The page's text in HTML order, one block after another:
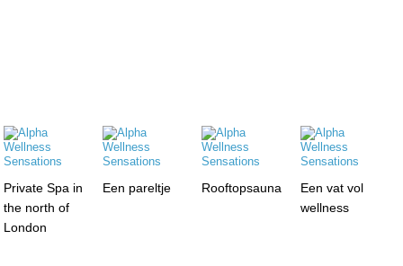
Private Spa in
the north of
London
Een pareltje Rooftopsauna
Een vat vol
wellness